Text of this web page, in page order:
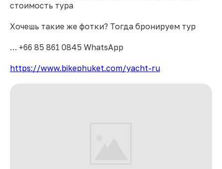
стоимость тура
Хочешь такие же фотки? Тогда бронируем тур
… +66 85 861 0845 WhatsApp
https://www.bikephuket.com/yacht-ru